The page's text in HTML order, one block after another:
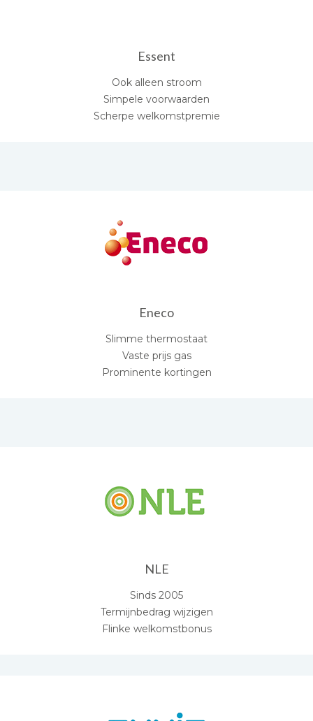
Essent
Ook alleen stroom
Simpele voorwaarden
Scherpe welkomstpremie
Eneco
Slimme thermostaat
Vaste prijs gas
Prominente kortingen
NLE
Sinds 2005
Termijnbedrag wijzigen
Flinke welkomstbonus